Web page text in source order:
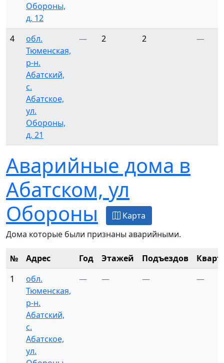
Обороны,
д. 12
4
обл.
Тюменская,
р-н.
Абатский,
с.
Абатское,
ул.
Обороны,
д. 21
— 2 2 —
Аварийные дома в
Абатском, ул
Обороны
Карта
Дома которые были признаны аварийными.
№ Адрес Год Этажей Подъездов
1
обл.
Тюменская,
р-н.
Абатский,
с.
Абатское,
ул.
— — — —